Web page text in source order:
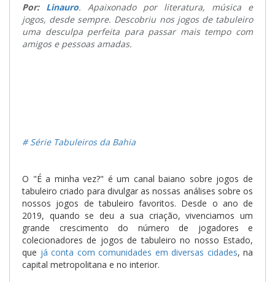
Por: Linauro. Apaixonado por literatura, música e
jogos, desde sempre. Descobriu nos jogos de tabuleiro
uma desculpa perfeita para passar mais tempo com
amigos e pessoas amadas.
# Série Tabuleiros da Bahia
O "É a minha vez?" é um canal baiano sobre jogos de
tabuleiro criado para divulgar as nossas análises sobre os
nossos jogos de tabuleiro favoritos. Desde o ano de
2019, quando se deu a sua criação, vivenciamos um
grande crescimento do número de jogadores e
colecionadores de jogos de tabuleiro no nosso Estado,
que já conta com comunidades em diversas cidades, na
capital metropolitana e no interior.